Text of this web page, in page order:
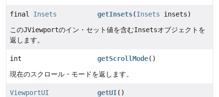
final Insets getInsets(Insets insets)
このJViewportのイン・セット値を含むInsetsオブジェクトを
返します。
int getScrollMode()
現在のスクロール・モードを返します。
ViewportUI getUI()